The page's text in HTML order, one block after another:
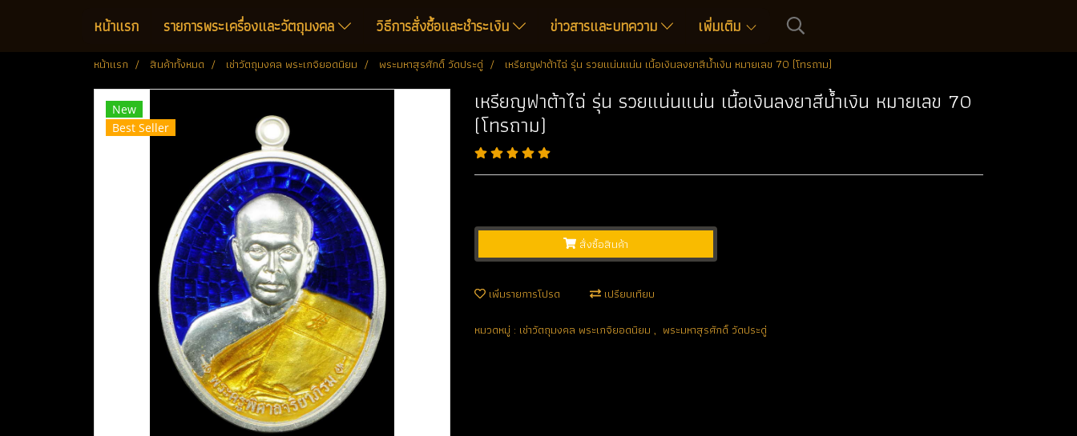
หน้าแรก รายการพระเครื่องและวัตถุมงคล วิธีการสั่งซื้อและชำระเงิน ข่าวสารและบทความ เพิ่มเติม
หน้าแรก สินค้าทั้งหมด เช่าวัตถุมงคล พระเกจิยอดนิยม พระมหาสุรศักดิ์ วัดประดู่ เหรียญฟาต้าไฉ่ รุ่น รวยแน่นแน่น เนื้อเงินลงยาสีน้ำเงิน หมายเลข 70 (โทรถาม)
New
Best Seller
เหรียญฟาต้าไฉ่ รุ่น รวยแน่นแน่น เนื้อเงินลงยาสีน้ำเงิน หมายเลข 70
(โทรถาม)
สั่งซื้อสินค้า
เพิ่มรายการโปรด เปรียบเทียบ
หมวดหมู่ : เช่าวัตถุมงคล พระเกจิยอดนิยม , พระมหาสุรศักดิ์ วัดประดู่